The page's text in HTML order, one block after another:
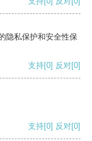
隐私保护和安全性保
支持[0] 反对[0]
支持[0] 反对[0]